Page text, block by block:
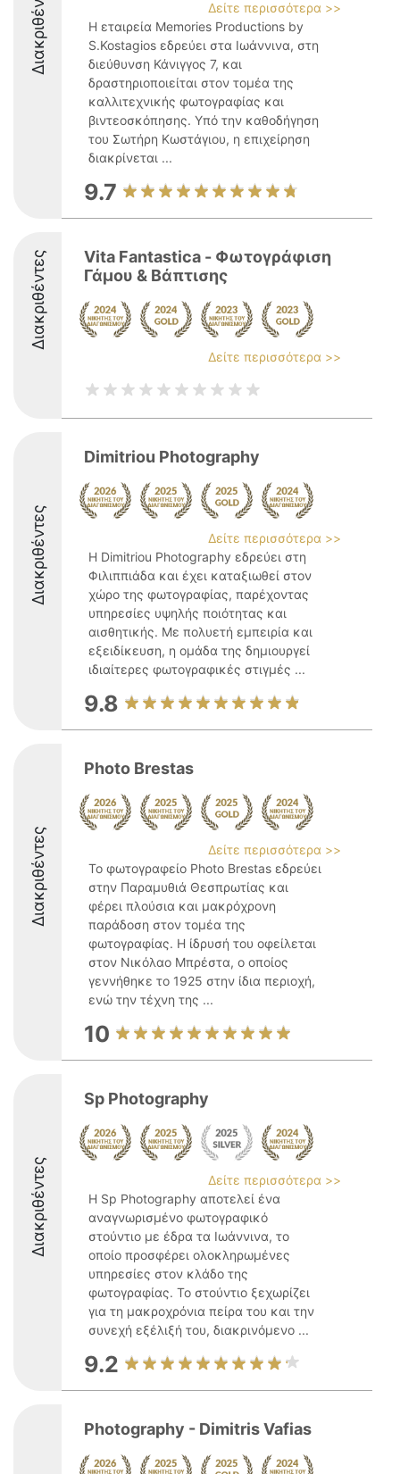
Διακριθέντες
Δείτε περισσότερα >>
Η εταιρεία Memories Productions by
S.Kostagios εδρεύει στα Ιωάννινα, στη
διεύθυνση Κάνιγγος 7, και
δραστηριοποιείται στον τομέα της
καλλιτεχνικής φωτογραφίας και
βιντεοσκόπησης. Υπό την καθοδήγηση
του Σωτήρη Κωστάγιου, η επιχείρηση
διακρίνεται ...
9.7
Διακριθέντες
Vita Fantastica - Φωτογράφιση
Γάμου & Βάπτισης
Δείτε περισσότερα >>
Διακριθέντες
Dimitriou Photography
Δείτε περισσότερα >>
Η Dimitriou Photography εδρεύει στη
Φιλιππιάδα και έχει καταξιωθεί στον
χώρο της φωτογραφίας, παρέχοντας
υπηρεσίες υψηλής ποιότητας και
αισθητικής. Με πολυετή εμπειρία και
εξειδίκευση, η ομάδα της δημιουργεί
ιδιαίτερες φωτογραφικές στιγμές ...
9.8
Διακριθέντες
Photo Brestas
Δείτε περισσότερα >>
Το φωτογραφείο Photo Brestas εδρεύει
στην Παραμυθιά Θεσπρωτίας και
φέρει πλούσια και μακρόχρονη
παράδοση στον τομέα της
φωτογραφίας. Η ίδρυσή του οφείλεται
στον Νικόλαο Μπρέστα, ο οποίος
γεννήθηκε το 1925 στην ίδια περιοχή,
ενώ την τέχνη της ...
10
Διακριθέντες
Sp Photography
Δείτε περισσότερα >>
Η Sp Photography αποτελεί ένα
αναγνωρισμένο φωτογραφικό
στούντιο με έδρα τα Ιωάννινα, το
οποίο προσφέρει ολοκληρωμένες
υπηρεσίες στον κλάδο της
φωτογραφίας. Το στούντιο ξεχωρίζει
για τη μακροχρόνια πείρα του και την
συνεχή εξέλιξή του, διακρινόμενο ...
9.2
Photography - Dimitris Vafias